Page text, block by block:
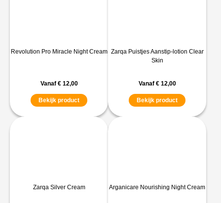
Revolution Pro Miracle Night Cream
Vanaf €12,00
Bekijk product
Zarqa Puistjes Aanstip-lotion Clear
Skin
Vanaf €12,00
Bekijk product
Zarqa Silver Cream Arganicare Nourishing Night Cream